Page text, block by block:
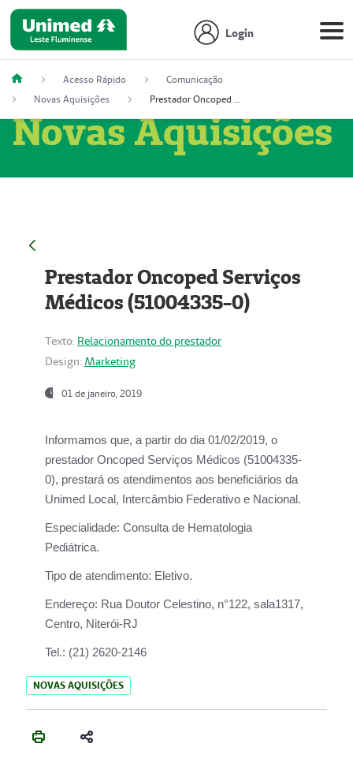
Login
Acesso Rápido
Comunicação
Novas Aquisições
Prestador Oncoped Serviços Médicos (51004335-0)
Novas Aquisições
Prestador Oncoped Serviços
Médicos (51004335-0)
Texto: Relacionamento do prestador
Design: Marketing
01 de janeiro, 2019
Informamos que, a partir do dia 01/02/2019, o
prestador Oncoped Serviços Médicos (51004335-
0), prestará os atendimentos aos beneficiários da
Unimed Local, Intercâmbio Federativo e Nacional.
Especialidade: Consulta de Hematologia
Pediátrica.
Tipo de atendimento: Eletivo.
Endereço: Rua Doutor Celestino, n°122, sala1317,
Centro, Niterói-RJ
Tel.: (21) 2620-2146
NOVAS AQUISIÇÕES